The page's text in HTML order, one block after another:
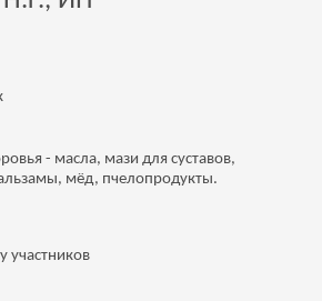
- масла, мази для суставов,
мёд, пчелопродукты.
участников